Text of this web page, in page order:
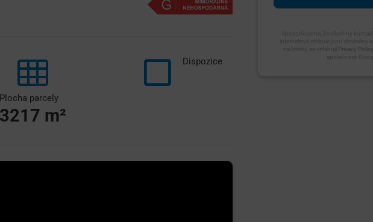
Plocha parcely
3217 m²
Dispozice
Privacy Policy